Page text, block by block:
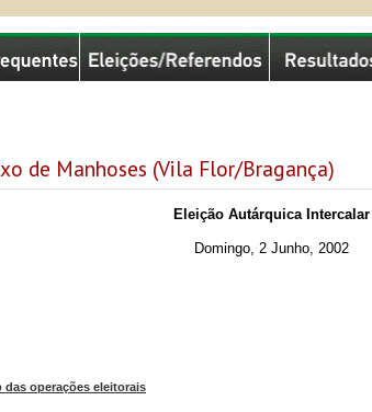
de Manhoses (Vila Flor/Bragança)
Eleição Autárquica Intercalar
Domingo, 2 Junho, 2002
das operações eleitorais
Eleições